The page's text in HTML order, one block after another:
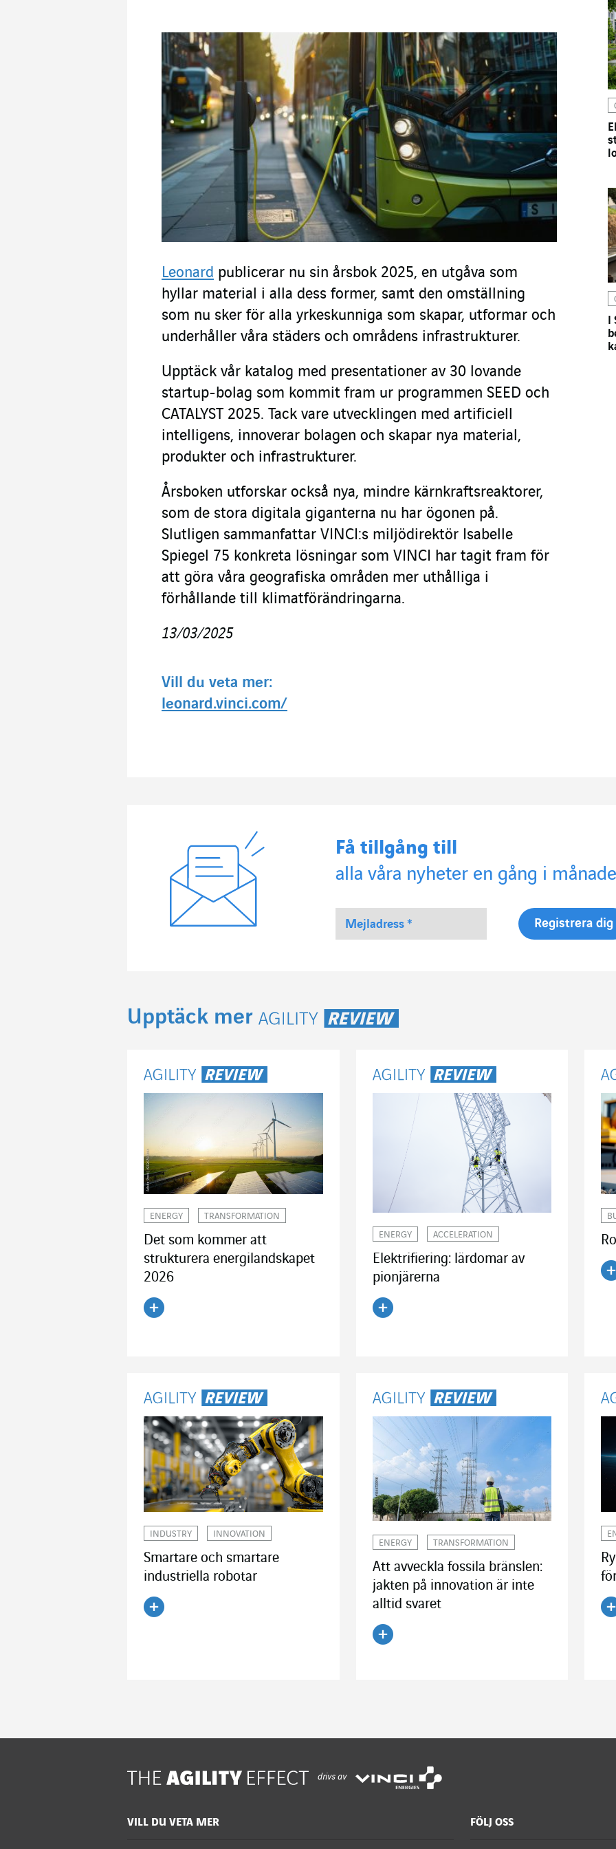
Leonard publicerar nu sin årsbok 2025, en utgåva som
hyllar material i alla dess former, samt den omställning
som nu sker för alla yrkeskunniga som skapar, utformar och
underhåller våra städers och områdens infrastrukturer.
Upptäck vår katalog med presentationer av 30 lovande
startup-bolag som kommit fram ur programmen SEED och
CATALYST 2025. Tack vare utvecklingen med artificiell
intelligens, innoverar bolagen och skapar nya material,
produkter och infrastrukturer.
Årsboken utforskar också nya, mindre kärnkraftsreaktorer,
som de stora digitala giganterna nu har ögonen på.
Slutligen sammanfattar VINCI:s miljödirektör Isabelle
Spiegel 75 konkreta lösningar som VINCI har tagit fram för
att göra våra geografiska områden mer uthålliga i
förhållande till klimatförändringarna.
13/03/2025
Vill du veta mer:
leonard.vinci.com/
Få tillgång till
alla våra nyheter en gång i
Upptäck mer
ENERGY TRANSFORMATION
Det som kommer att
strukturera energilandskapet
2026
ENERGY ACCELERATION
Elektrifiering: lärdomar av
pionjärerna
INDUSTRY INNOVATION
Smartare och smartare
industriella robotar
ENERGY TRANSFORMATION
Att avveckla fossila bränslen:
jakten på innovation är inte
alltid svaret
drivs av
VILL DU VETA MER FÖLJ OSS